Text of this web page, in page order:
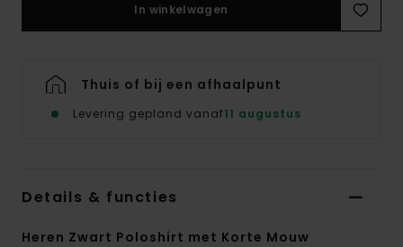
In winkelwagen
Thuis of bij een afhaalpunt
Levering gepland vanaf11 augustus
Details & functies
Heren Zwart Poloshirt met Korte Mouw